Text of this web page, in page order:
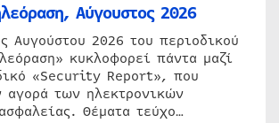
Αύγουστος 2026
Αυγούστου 2026 του περιοδικού
κυκλοφορεί πάντα μαζί
«Security Report», που
αγορά των ηλεκτρονικών
Θέματα τεύχο…